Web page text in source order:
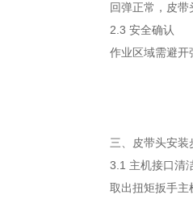
回弹正常，皮
2.3 安全确认
作业区域需避开
三、皮带头安装
3.1 主机接口清
取出扭矩扳手主